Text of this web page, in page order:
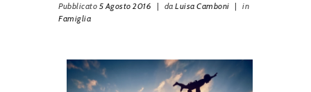
Pubblicato 5 Agosto 2016 | da Luisa Camboni | in
Famiglia